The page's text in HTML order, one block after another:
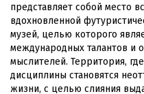
представляет собой место
вдохновленной
музей, целью которого
международных талантов и
мыслителей. Территория,
дисциплины становятся
жизни, с целью слияния